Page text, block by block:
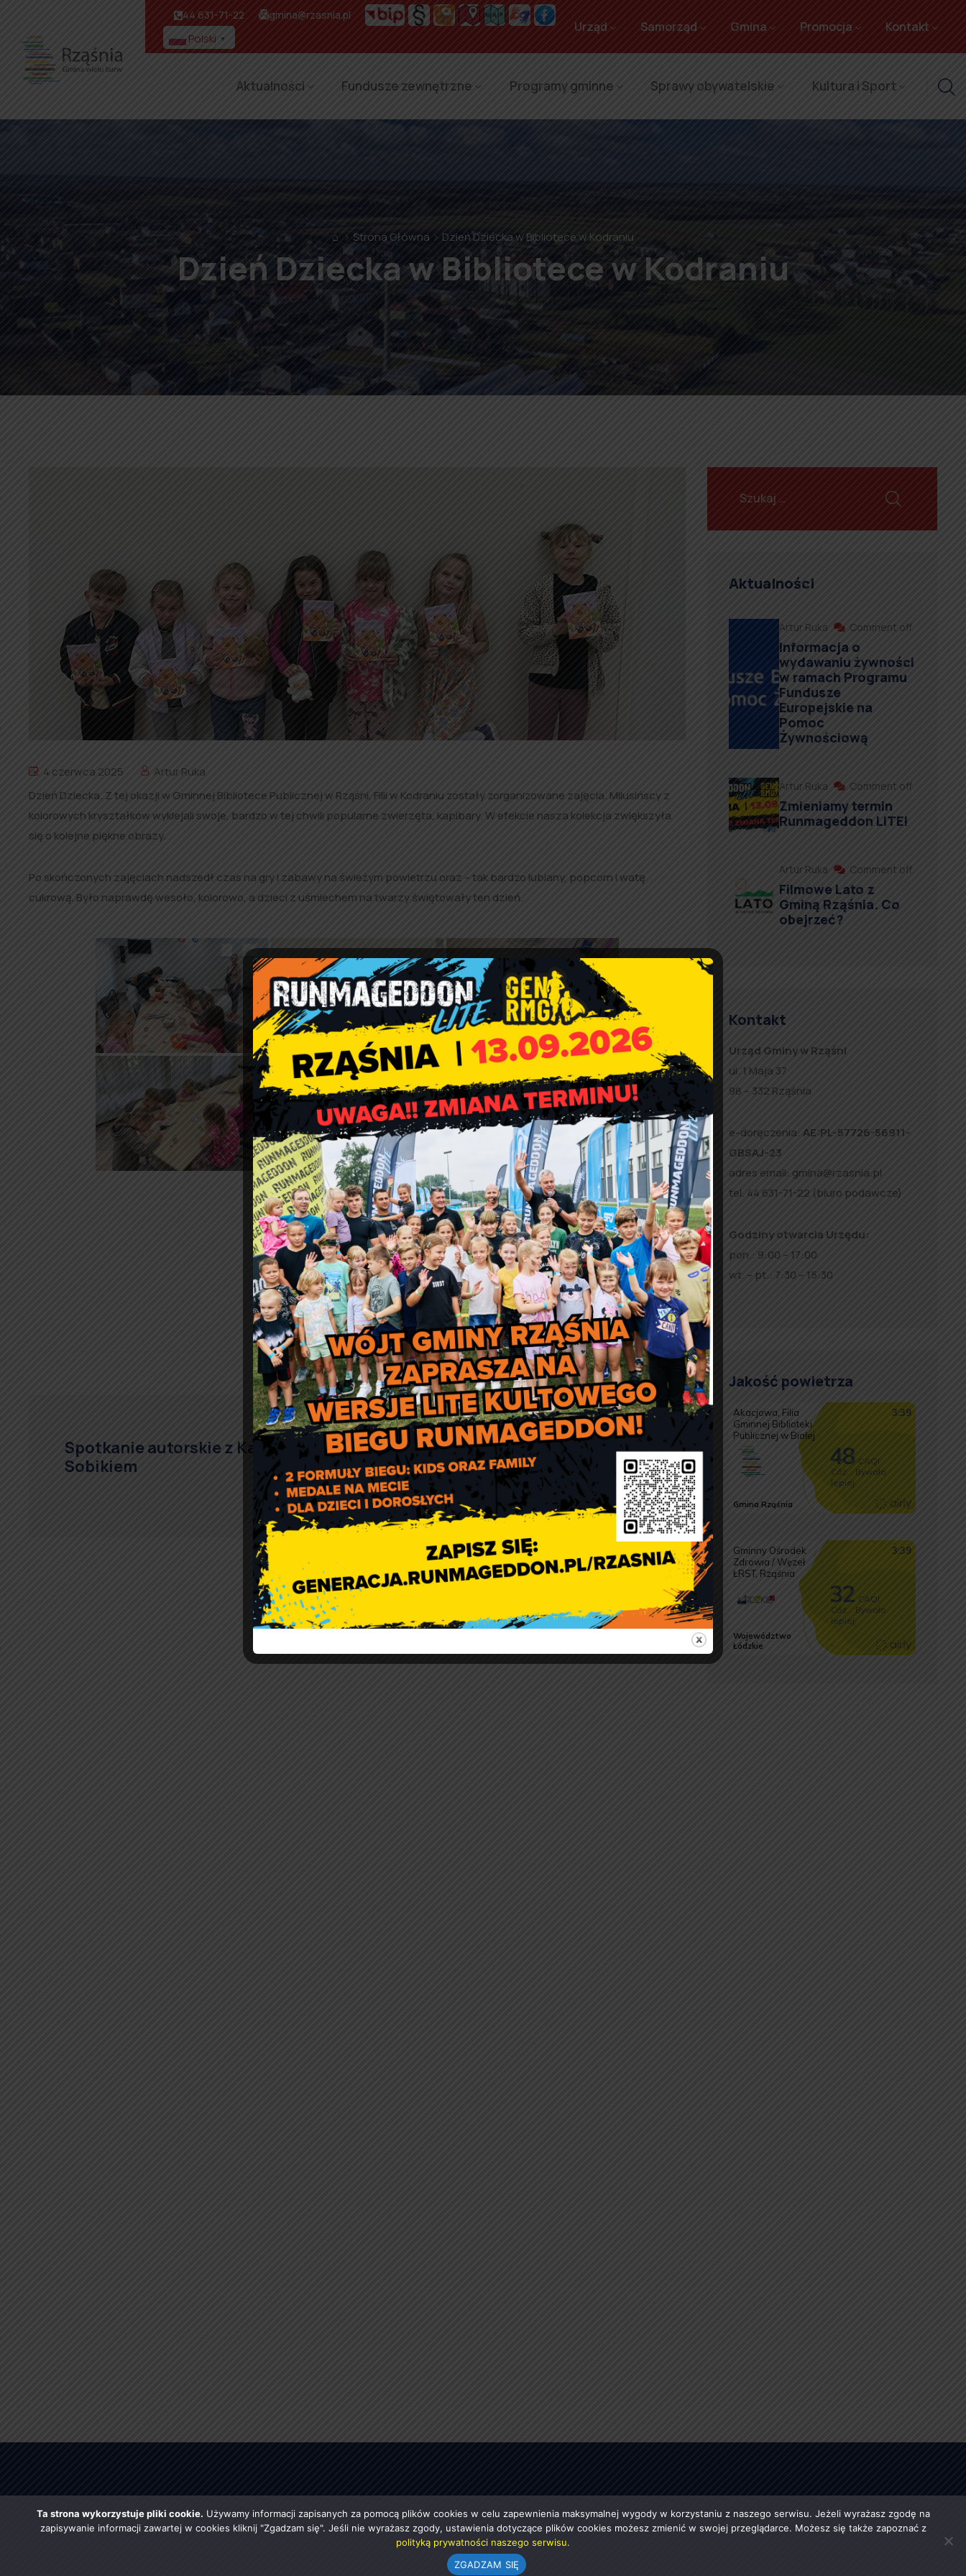
44 631-71-22 gmina@rzasnia.pl
Polski ▼
Urząd Samorząd Gmina Promocja Kontakt
Aktualności Fundusze zewnętrzne Programy gminne Sprawy obywatelskie Kultura i Sport
⌂ Strona Główna Dzień Dziecka w Bibliotece w Kodraniu
Dzień Dziecka w Bibliotece w Kodraniu
4 czerwca 2025
Artur Ruka
Dzień Dziecka. Z tej okazji w Gminnej Bibliotece Publicznej w Rząśni, Filii w Kodraniu zostały zorganizowane zajęcia. Milusińscy z
kolorowych kryształków wyklejali swoje, bardzo w tej chwili popularne zwierzęta, kapibary. W efekcie nasza kolekcja zwiększyła
się o kolejne piękne obrazy.
Po skończonych zajęciach nadszedł czas na gry i zabawy na świeżym powietrzu oraz – tak bardzo lubiany, popcorn i watę
cukrową. Było naprawdę wesoło, kolorowo, a dzieci z uśmiechem na twarzy świętowały ten dzień.
Spotkanie autorskie z Kamilem
Sobikiem
Wykaz nieruchomości
gruntowych przeznaczonych
do dzierżawy
Aktualności
Artur Ruka Comment off
Informacja o
wydawaniu żywności
w ramach Programu
Fundusze
Europejskie na
Pomoc
Żywnościową
Artur Ruka Comment off
Zmieniamy termin
Runmageddon LITE!
Artur Ruka Comment off
Filmowe Lato z
Gminą Rząśnia. Co
obejrzeć?
Kontakt
Urząd Gminy w Rząśni
ul. 1 Maja 37
98 – 332 Rząśnia
e-doręczenia: AE:PL-57726-56911-
GBSAJ-23
adres email: gmina@rzasnia.pl
tel. 44 631-71-22 (biuro podawcze)
Godziny otwarcia Urzędu:
pon.: 9:00 – 17:00
wt. – pt.: 7:30 – 15:30
Jakość powietrza
Ta strona wykorzystuje pliki cookie. Używamy informacji zapisanych za pomocą plików cookies w celu zapewnienia maksymalnej wygody w korzystaniu z naszego serwisu. Jeżeli wyrażasz zgodę na
zapisywanie informacji zawartej w cookies kliknij "Zgadzam się". Jeśli nie wyrażasz zgody, ustawienia dotyczące plików cookies możesz zmienić w swojej przeglądarce. Możesz się także zapoznać z
polityką prywatności naszego serwisu.
ZGADZAM SIĘ